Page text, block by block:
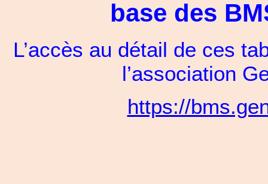
base des
L’accès au détail de ces
l’association
https://